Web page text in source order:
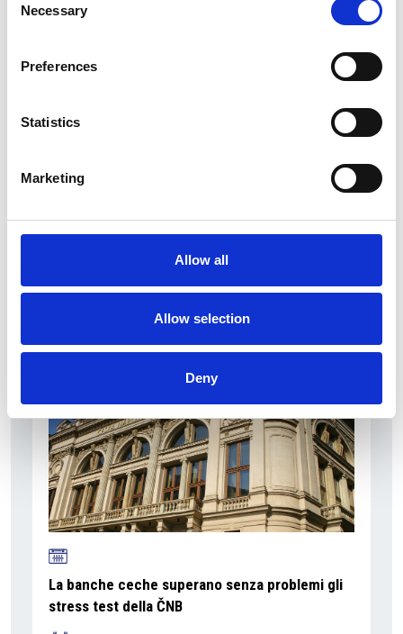
Selection
Necessary
Preferences
Statistics
Marketing
Allow all
Allow selection
Deny
La banche ceche superano senza problemi gli
stress test della ČNB